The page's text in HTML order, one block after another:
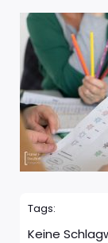
Tags:
Keine